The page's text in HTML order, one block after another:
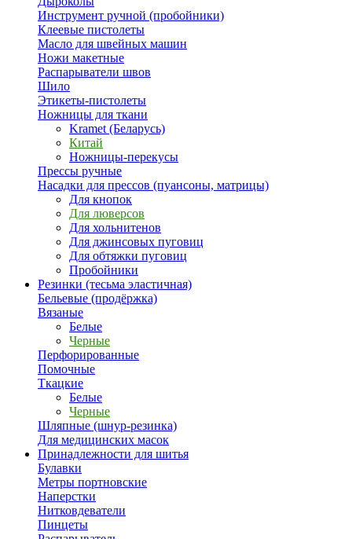
Инструмент ручной (пробойники)
Клеевые пистолеты
Масло для швейных машин
Ножи макетные
Распарыватели швов
Шило
Этикеты-пистолеты
Ножницы для ткани
Kramet (Беларусь)
Китай
Ножницы-перекусы
Прессы ручные
Насадки для прессов (пуансоны, матрицы)
Для кнопок
Для люверсов
Для хольнитенов
Для джинсовых пуговиц
Для обтяжки пуговиц
Пробойники
Резинки (тесьма эластичная)
Бельевые (продёржка)
Вязаные
Белые
Черные
Перфорированные
Помочные
Ткацкие
Белые
Черные
Шляпные (шнур-резинка)
Для медицинских масок
Принадлежности для шитья
Булавки
Метры портновские
Наперстки
Нитковдеватели
Пинцеты